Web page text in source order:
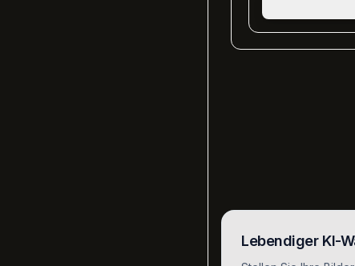
Lebendiger KI-